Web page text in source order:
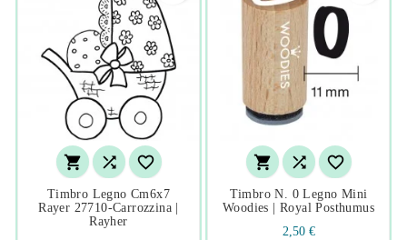
  
Timbro Legno Cm6x7
Rayer 27710-Carrozzina |
Rayher
  
Timbro N. 0 Legno Mini
Woodies | Royal Posthumus
2,50 €